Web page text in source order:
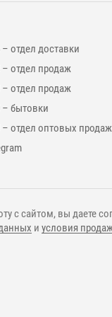
–отдел доставки
–отдел продаж
–отдел продаж
–бытовки
–отдел оптовых продаж
с сайтом, вы даете
иусловия